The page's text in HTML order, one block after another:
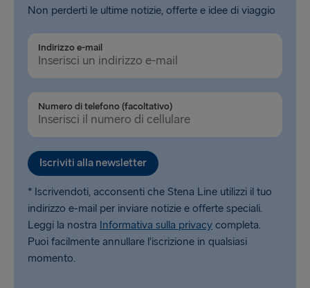
Non perderti le ultime notizie, offerte e idee di viaggio
Indirizzo e-mail
Numero di telefono (facoltativo)
Iscriviti alla newsletter
* Iscrivendoti, acconsenti che Stena Line utilizzi il tuo
indirizzo e-mail per inviare notizie e offerte speciali.
Leggi la nostra Informativa sulla privacy completa.
Puoi facilmente annullare l’iscrizione in qualsiasi
momento.